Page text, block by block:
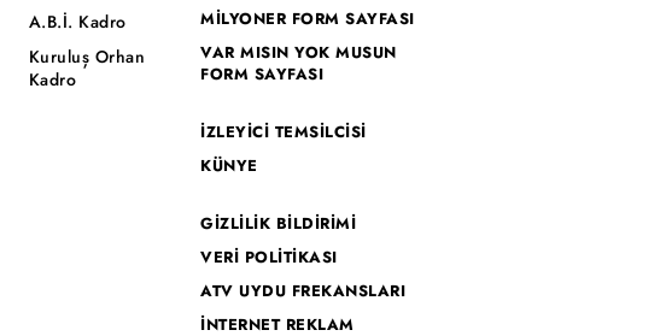
A.B.İ. Kadro
Kuruluş Orhan
Kadro
MİLYONER FORM SAYFASI
VAR MISIN YOK MUSUN
FORM SAYFASI
İZLEYİCİ TEMSİLCİSİ
KÜNYE
GİZLİLİK BİLDİRİMİ
VERİ POLİTİKASI
ATV UYDU FREKANSLARI
İNTERNET REKLAM